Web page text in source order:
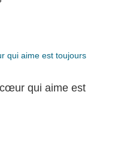
qui aime est